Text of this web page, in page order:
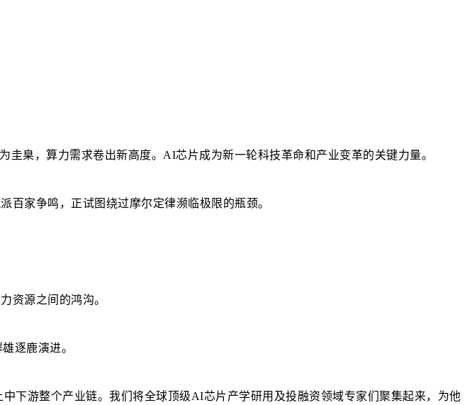
臬，算力需求卷出新高度。AI芯片成为新一轮科技革命和产业变革的关键力量。
百家争鸣，正试图绕过摩尔定律濒临极限的瓶颈。
资源之间的鸿沟。
逐鹿演进。
下游整个产业链。我们将全球顶级AI芯片产学研用及投融资领域专家们聚集起来，为他